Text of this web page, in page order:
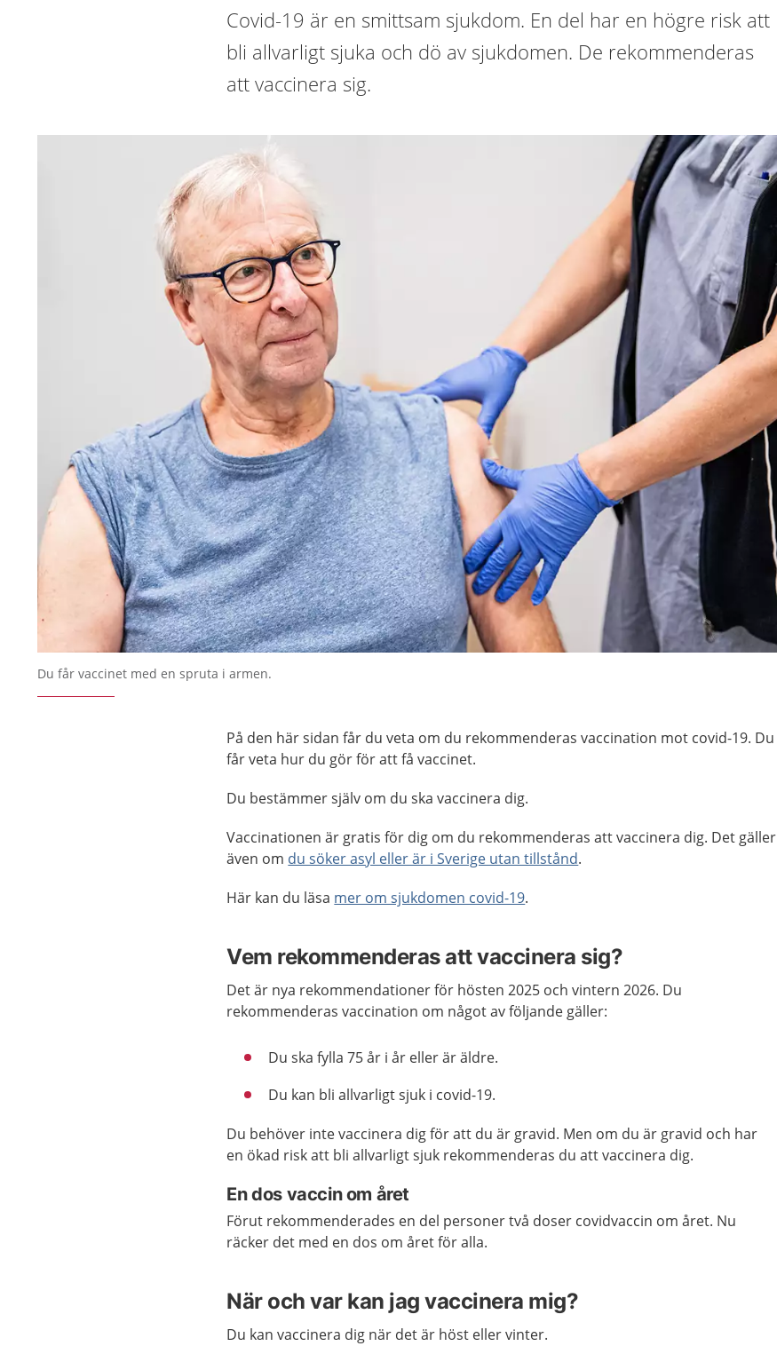
Covid-19 är en smittsam sjukdom. En del har en högre risk att
bli allvarligt sjuka och dö av sjukdomen. De rekommenderas
att vaccinera sig.
Du får vaccinet med en spruta i armen.
På den här sidan får du veta om du rekommenderas vaccination mot covid-19. Du
får veta hur du gör för att få vaccinet.
Du bestämmer själv om du ska vaccinera dig.
Vaccinationen är gratis för dig om du rekommenderas att vaccinera dig. Det gäller
även om du söker asyl eller är i Sverige utan tillstånd.
Här kan du läsa mer om sjukdomen covid-19.
Vem rekommenderas att vaccinera sig?
Det är nya rekommendationer för hösten 2025 och vintern 2026. Du
rekommenderas vaccination om något av följande gäller:
Du ska fylla 75 år i år eller är äldre.
Du kan bli allvarligt sjuk i covid-19.
Du behöver inte vaccinera dig för att du är gravid. Men om du är gravid och har
en ökad risk att bli allvarligt sjuk rekommenderas du att vaccinera dig.
En dos vaccin om året
Förut rekommenderades en del personer två doser covidvaccin om året. Nu
räcker det med en dos om året för alla.
När och var kan jag vaccinera mig?
Du kan vaccinera dig när det är höst eller vinter.